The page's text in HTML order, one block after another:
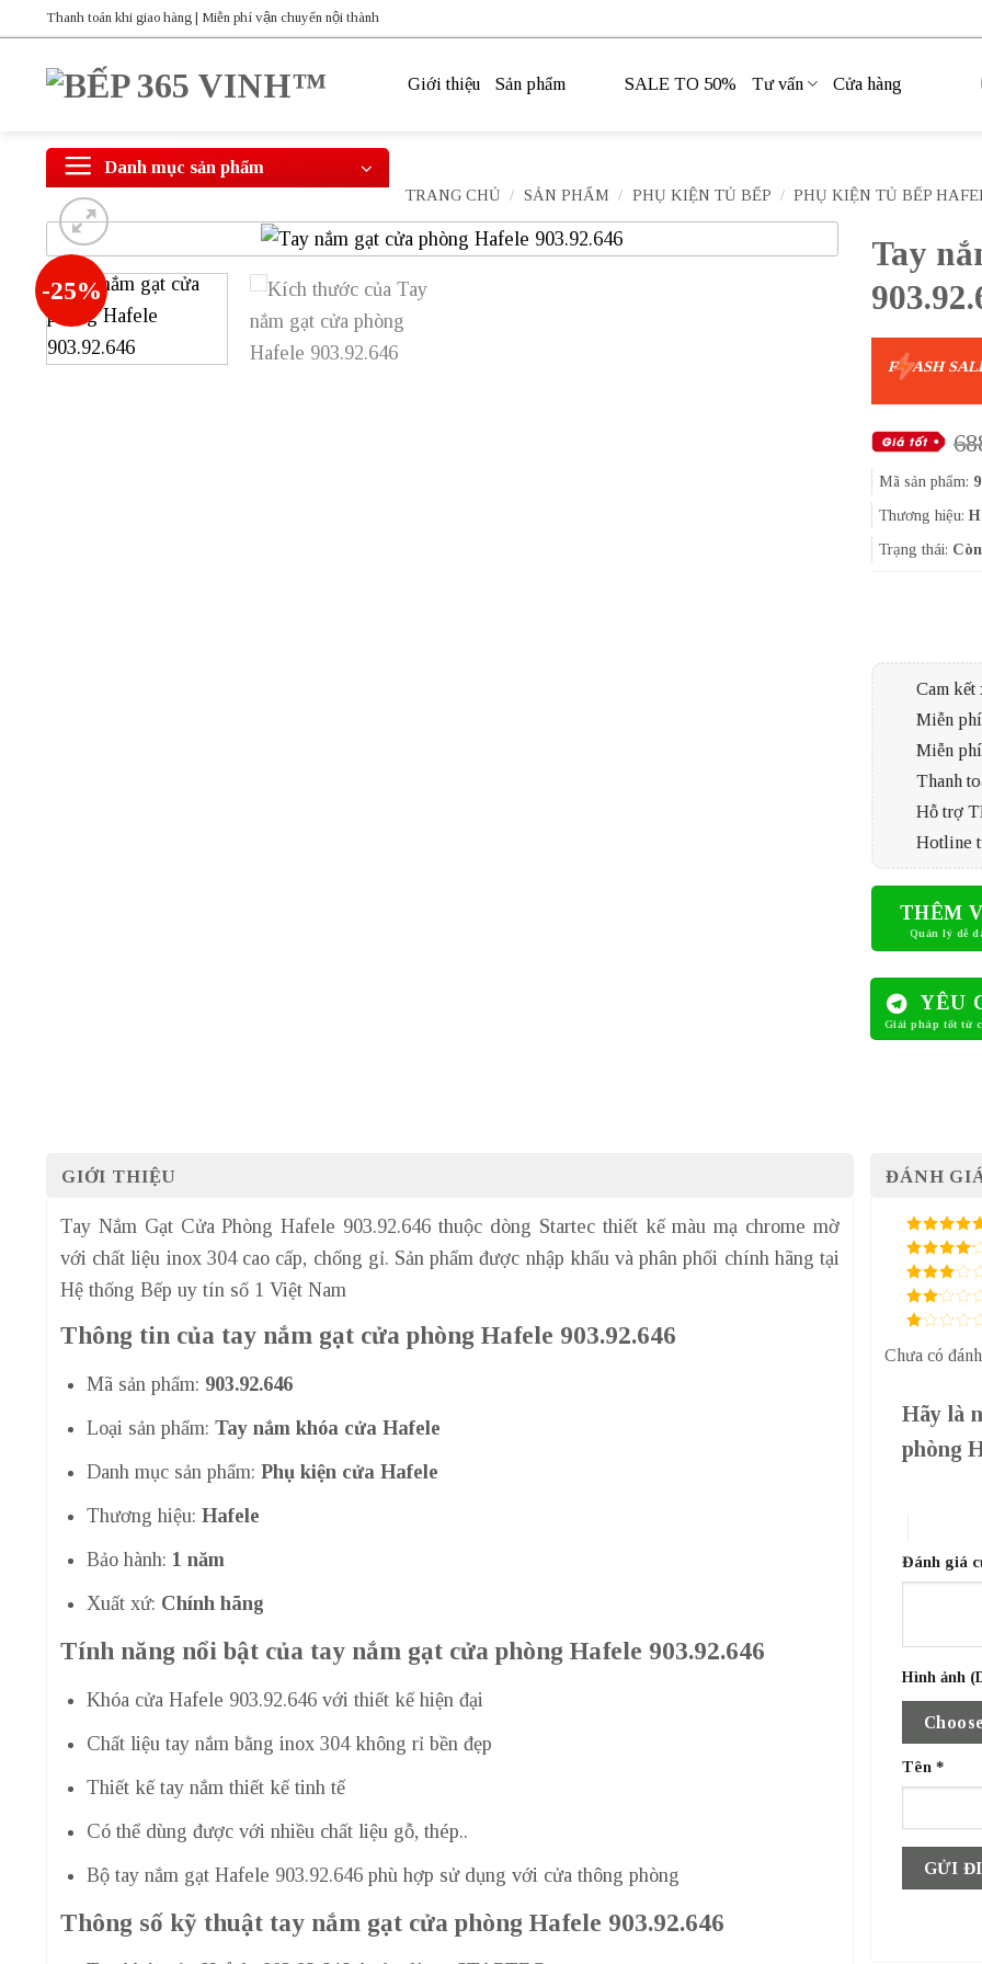
Thanh toán khi giao hàng | Miễn phí vận chuyển nội thành
Giới thiệu Sản phẩm SALE TO 50% Tư vấn Cửa hàng
Danh mục sản phẩm
TRANG CHỦ / SẢN PHẨM / PHỤ KIỆN TỦ BẾP / PHỤ KIỆN TỦ BẾP
-25%
Tay
F ASH
Mã sản phẩm:
Thương hiệu:
Trạng thái:
Cam kết
Miễn
Miễn phí
Thanh
Hỗ trợ
Hotline
THÊM
YÊU
GIỚI THIỆU
Tay Nắm Gạt Cửa Phòng Hafele 903.92.646 thuộc dòng Startec thiết kế màu mạ chrome mờ
với chất liệu inox 304 cao cấp, chống gỉ. Sản phẩm được nhập khẩu và phân phối chính hãng tại
Hệ thống Bếp uy tín số 1 Việt Nam
Thông tin của tay nắm gạt cửa phòng Hafele 903.92.646
Mã sản phẩm: 903.92.646
Loại sản phẩm: Tay nắm khóa cửa Hafele
Danh mục sản phẩm: Phụ kiện cửa Hafele
Thương hiệu: Hafele
Bảo hành: 1 năm
Xuất xứ: Chính hãng
Tính năng nổi bật của tay nắm gạt cửa phòng Hafele 903.92.646
Khóa cửa Hafele 903.92.646 với thiết kế hiện đại
Chất liệu tay nắm bằng inox 304 không rỉ bền đẹp
Thiết kế tay nắm thiết kế tinh tế
Có thể dùng được với nhiều chất liệu gỗ, thép..
Bộ tay nắm gạt Hafele 903.92.646 phù hợp sử dụng với cửa thông phòng
Thông số kỹ thuật tay nắm gạt cửa phòng Hafele 903.92.646
ĐÁNH
5/ 5 điểm
4/ 5
điểm
3/ 5
điểm
2/
điểm
/
Chưa có
Hãy là
phòng
Đánh giá
Hình ảnh
Tên*